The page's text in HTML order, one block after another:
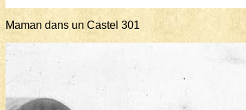
Maman dans un Castel 301